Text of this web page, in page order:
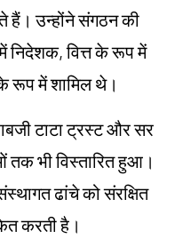
हैं। उन्होंने संगठन की
वित्त के रूप में
के रूप में शामिल थे।
टाटा ट्रस्ट और सर
तक भी विस्तारित हुआ।
ढांचे को संरक्षित
करती है।